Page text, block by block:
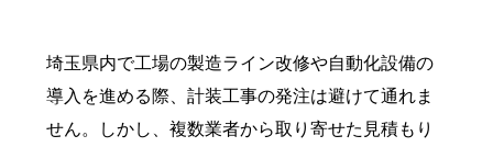
埼玉県内で工場の製造ライン改修や自動化設備の
導入を進める際、計装工事の発注は避けて通れま
せん。しかし、複数業者から取り寄せた見積もり